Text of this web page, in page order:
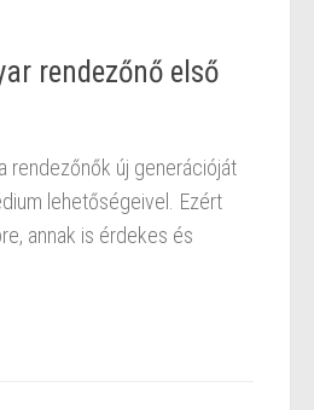
rendezőnő első
rendezőnők új generációját
lehetőségeivel. Ezért
annak is érdekes és